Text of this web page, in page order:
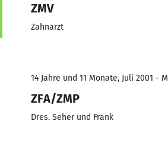
ZMV
Zahnarzt
14 Jahre und 11 Monate, Juli 2001 -
ZFA/ZMP
Dres. Seher und Frank